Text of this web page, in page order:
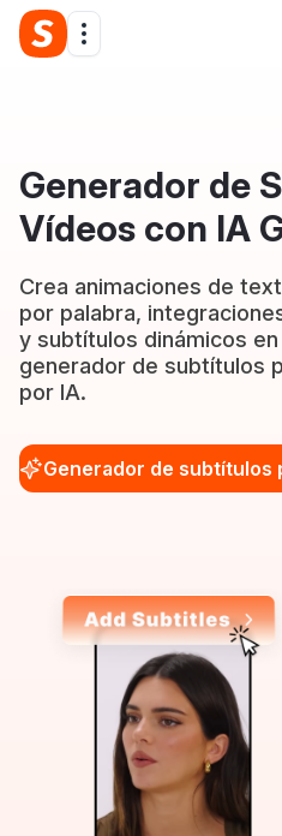
Generador de
Vídeos con IA
Crea animaciones de
por palabra,
y subtítulos dinámicos
generador de subtítulos
por IA.
Generador de subtítulos